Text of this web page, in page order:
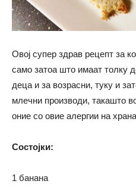
Овој супер здрав рецепт за
само затоа што имаат толку
деца и за возрасни, туку и
млечни производи, такашто
оние со овие алергии на
Состојки:
1 банана